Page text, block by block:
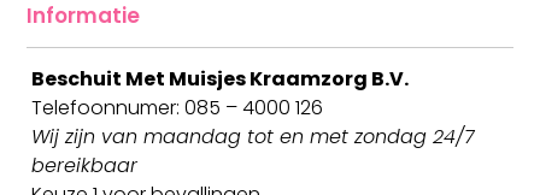
Informatie
Beschuit Met Muisjes Kraamzorg B.V.
Telefoonnumer: 085 – 4000 126
Wij zijn van maandag tot en met zondag 24/7
bereikbaar